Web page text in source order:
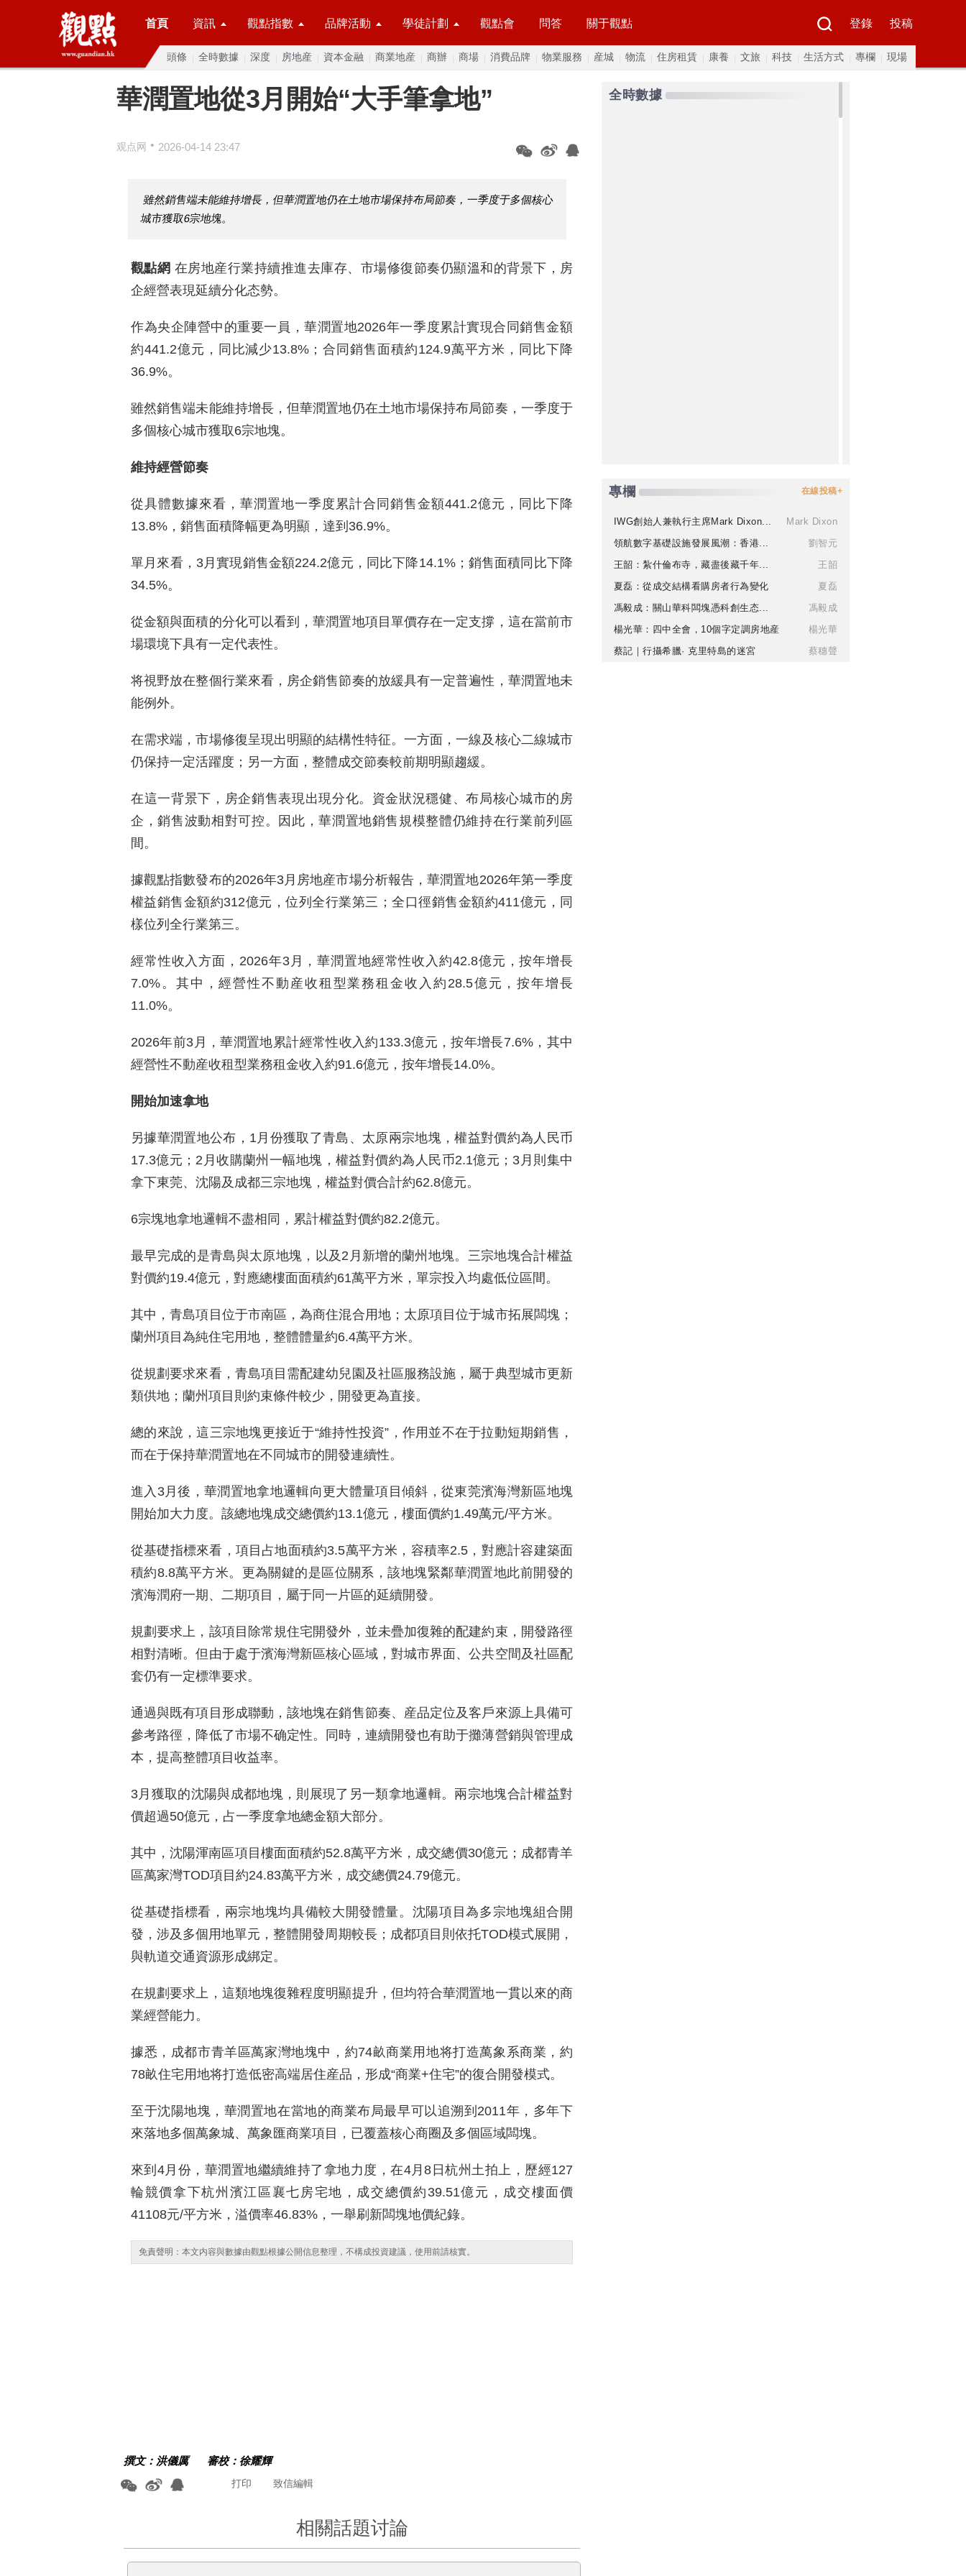
首頁 資訊 觀點指數 品牌活動 學徒計劃 觀點會 問答 關于觀點 登錄 投稿
頭條 全時數據 深度 房地産 資本金融 商業地産 商辦 商場 消費品牌 物業服務 産城 物流 住房租賃 康養 文旅 科技 生活方式 專欄 現場
華潤置地從3月開始“大手筆拿地”
观点网 • 2026-04-14 23:47
雖然銷售端未能維持增長，但華潤置地仍在土地市場保持布局節奏，一季度于多個核心
城市獲取6宗地塊。
觀點網 在房地産行業持續推進去庫存、市場修復節奏仍顯溫和的背景下，房
企經營表現延續分化态勢。
作為央企陣營中的重要一員，華潤置地2026年一季度累計實現合同銷售金額
約441.2億元，同比減少13.8%；合同銷售面積約124.9萬平方米，同比下降
36.9%。
雖然銷售端未能維持增長，但華潤置地仍在土地市場保持布局節奏，一季度于
多個核心城市獲取6宗地塊。
維持經營節奏
從具體數據來看，華潤置地一季度累計合同銷售金額441.2億元，同比下降
13.8%，銷售面積降幅更為明顯，達到36.9%。
單月來看，3月實現銷售金額224.2億元，同比下降14.1%；銷售面積同比下降
34.5%。
從金額與面積的分化可以看到，華潤置地項目單價存在一定支撐，這在當前市
場環境下具有一定代表性。
将視野放在整個行業來看，房企銷售節奏的放緩具有一定普遍性，華潤置地未
能例外。
在需求端，市場修復呈現出明顯的結構性特征。一方面，一線及核心二線城市
仍保持一定活躍度；另一方面，整體成交節奏較前期明顯趨緩。
在這一背景下，房企銷售表現出現分化。資金狀況穩健、布局核心城市的房
企，銷售波動相對可控。因此，華潤置地銷售規模整體仍維持在行業前列區
間。
據觀點指數發布的2026年3月房地産市場分析報告，華潤置地2026年第一季度
權益銷售金額約312億元，位列全行業第三；全口徑銷售金額約411億元，同
樣位列全行業第三。
經常性收入方面，2026年3月，華潤置地經常性收入約42.8億元，按年增長
7.0%。其中，經營性不動産收租型業務租金收入約28.5億元，按年增長
11.0%。
2026年前3月，華潤置地累計經常性收入約133.3億元，按年增長7.6%，其中
經營性不動産收租型業務租金收入約91.6億元，按年增長14.0%。
開始加速拿地
另據華潤置地公布，1月份獲取了青島、太原兩宗地塊，權益對價約為人民币
17.3億元；2月收購蘭州一幅地塊，權益對價約為人民币2.1億元；3月則集中
拿下東莞、沈陽及成都三宗地塊，權益對價合計約62.8億元。
6宗塊地拿地邏輯不盡相同，累計權益對價約82.2億元。
最早完成的是青島與太原地塊，以及2月新增的蘭州地塊。三宗地塊合計權益
對價約19.4億元，對應總樓面面積約61萬平方米，單宗投入均處低位區間。
其中，青島項目位于市南區，為商住混合用地；太原項目位于城市拓展闆塊；
蘭州項目為純住宅用地，整體體量約6.4萬平方米。
從規劃要求來看，青島項目需配建幼兒園及社區服務設施，屬于典型城市更新
類供地；蘭州項目則約束條件較少，開發更為直接。
總的來說，這三宗地塊更接近于“維持性投資”，作用並不在于拉動短期銷售，
而在于保持華潤置地在不同城市的開發連續性。
進入3月後，華潤置地拿地邏輯向更大體量項目傾斜，從東莞濱海灣新區地塊
開始加大力度。該總地塊成交總價約13.1億元，樓面價約1.49萬元/平方米。
從基礎指標來看，項目占地面積約3.5萬平方米，容積率2.5，對應計容建築面
積約8.8萬平方米。更為關鍵的是區位關系，該地塊緊鄰華潤置地此前開發的
濱海潤府一期、二期項目，屬于同一片區的延續開發。
規劃要求上，該項目除常規住宅開發外，並未疊加復雜的配建約束，開發路徑
相對清晰。但由于處于濱海灣新區核心區域，對城市界面、公共空間及社區配
套仍有一定標準要求。
通過與既有項目形成聯動，該地塊在銷售節奏、産品定位及客戶來源上具備可
參考路徑，降低了市場不确定性。同時，連續開發也有助于攤薄營銷與管理成
本，提高整體項目收益率。
3月獲取的沈陽與成都地塊，則展現了另一類拿地邏輯。兩宗地塊合計權益對
價超過50億元，占一季度拿地總金額大部分。
其中，沈陽渾南區項目樓面面積約52.8萬平方米，成交總價30億元；成都青羊
區萬家灣TOD項目約24.83萬平方米，成交總價24.79億元。
從基礎指標看，兩宗地塊均具備較大開發體量。沈陽項目為多宗地塊組合開
發，涉及多個用地單元，整體開發周期較長；成都項目則依托TOD模式展開，
與軌道交通資源形成綁定。
在規劃要求上，這類地塊復雜程度明顯提升，但均符合華潤置地一貫以來的商
業經營能力。
據悉，成都市青羊區萬家灣地塊中，約74畝商業用地将打造萬象系商業，約
78畝住宅用地将打造低密高端居住産品，形成“商業+住宅”的復合開發模式。
至于沈陽地塊，華潤置地在當地的商業布局最早可以追溯到2011年，多年下
來落地多個萬象城、萬象匯商業項目，已覆蓋核心商圈及多個區域闆塊。
來到4月份，華潤置地繼續維持了拿地力度，在4月8日杭州土拍上，歷經127
輪競價拿下杭州濱江區襄七房宅地，成交總價約39.51億元，成交樓面價
41108元/平方米，溢價率46.83%，一舉刷新闆塊地價紀錄。
免責聲明：本文内容與數據由觀點根據公開信息整理，不構成投資建議，使用前請核實。
撰文： 洪儀厲 審校：徐耀輝
致信編輯
打印
相關話題讨論
全時數據
專欄 在線投稿+
IWG創始人兼執行主席Mark Dixon...
Mark Dixon
領航數字基礎設施發展風潮：香港...
劉智元
王韶：紮什倫布寺，藏盡後藏千年...
王韶
夏磊：從成交結構看購房者行為變化
夏磊
馮毅成：關山華科闆塊憑科創生态...
馮毅成
楊光華：四中全會，10個字定調房地産
楊光華
蔡記｜行攝希臘· 克里特島的迷宮
蔡穗聲